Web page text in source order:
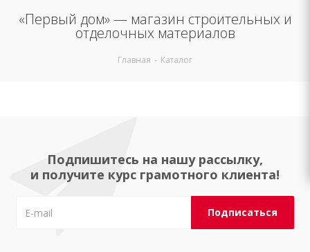
«Первый дом» — магазин строительных и
отделочных материалов
Главная - Каталог
Подпишитесь на нашу рассылку,
и получите курс грамотного клиента!